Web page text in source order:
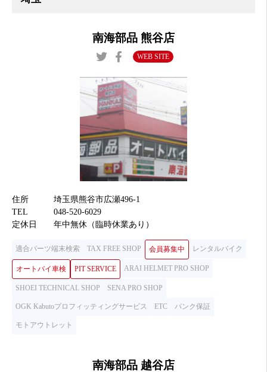
南海部品 熊谷店
WEB SITE
住所
埼玉県熊谷市広瀬496-1
TEL
048-520-6029
定休日
年中無休（臨時休業あり）
適合パーツ端末検索 TAX FREE SHOP 会員募集中 レンタルバイク
オートバイ車検 PIT SERVICE ARAI HELMET PRO SHOP
SHOEI TECHNICAL SHOP SENA PRO SHOP
OGK Kabutoプロフィッティングサービス ETC パンク保証
モトアウトレット
南海部品 越谷店